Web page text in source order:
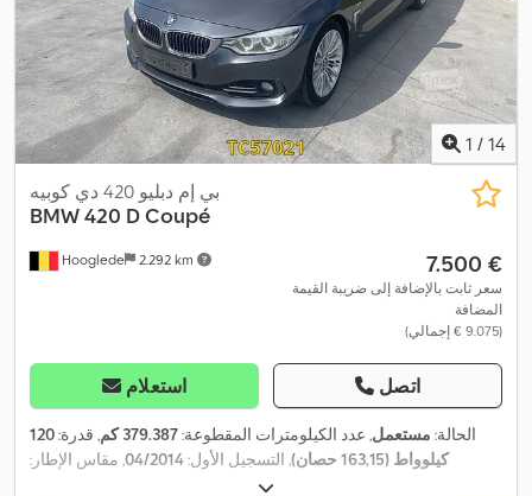
1 / 14
Hooglede 2.292 km
بي إم دبليو 420 دي كوبيه
BMW420 D Coupé
‏7.500 €
سعر ثابت بالإضافة إلى ضريبة القيمة
المضافة
(‏9.075 € إجمالي)
استعلام اتصل
الحالة: مستعمل, عدد الكيلومترات المقطوعة:379.387 كم , قدرة:120
كيلوواط (163,15 حصان)
, التسجيل الأول:04/2014 , مقاس الإطار:
تلقائي, فئة